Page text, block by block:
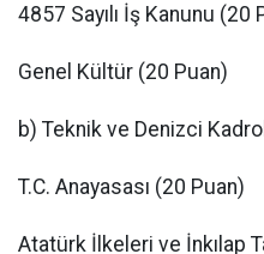
4857 Sayılı İş Kanunu (20
Genel Kültür (20 Puan)
b) Teknik ve Denizci
T.C. Anayasası (20 Puan)
Atatürk İlkeleri ve İnkılap